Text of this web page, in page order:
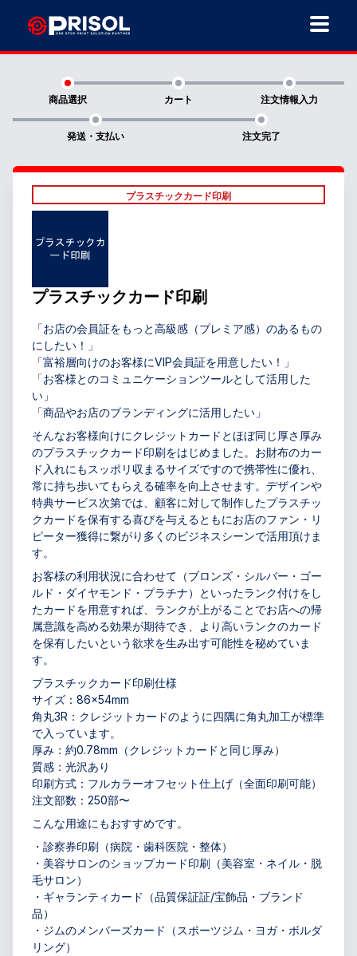
商品選択 カート 注文情報入力
発送・支払い 注文完了
プラスチックカード印刷
プラスチックカード印刷
「お店の会員証をもっと高級感（プレミア感）のあるもの
にしたい！」
「富裕層向けのお客様にVIP会員証を用意したい！」
「お客様とのコミュニケーションツールとして活用した
い」
「商品やお店のブランディングに活用したい」
そんなお客様向けにクレジットカードとほぼ同じ厚さ厚み
のプラスチックカード印刷をはじめました。お財布のカー
ド入れにもスッポリ収まるサイズですので携帯性に優れ、
常に持ち歩いてもらえる確率を向上させます。デザインや
特典サービス次第では、顧客に対して制作したプラスチッ
クカードを保有する喜びを与えるともにお店のファン・リ
ピーター獲得に繋がり多くのビジネスシーンで活用頂けま
す。
お客様の利用状況に合わせて（ブロンズ・シルバー・ゴー
ルド・ダイヤモンド・プラチナ）といったランク付けをし
たカードを用意すれば、ランクが上がることでお店への帰
属意識を高める効果が期待でき、より高いランクのカード
を保有したいという欲求を生み出す可能性を秘めていま
す。
プラスチックカード印刷仕様
サイズ：86×54mm
角丸3R：クレジットカードのように四隅に角丸加工が標準
で入っています。
厚み：約0.78mm（クレジットカードと同じ厚み）
質感：光沢あり
印刷方式：フルカラーオフセット仕上げ（全面印刷可能）
注文部数：250部〜
こんな用途にもおすすめです。
・診察券印刷（病院・歯科医院・整体）
・美容サロンのショップカード印刷（美容室・ネイル・脱
毛サロン）
・ギャランティカード（品質保証証/宝飾品・ブランド
品）
・ジムのメンバーズカード（スポーツジム・ヨガ・ボルダ
リング）